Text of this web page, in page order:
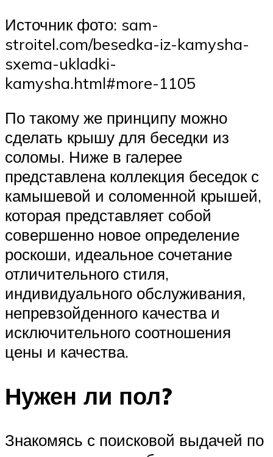
Источник фото: sam-
stroitel.com/besedka-iz-kamysha-
sxema-ukladki-
kamysha.html#more-1105
По такому же принципу можно
сделать крышу для беседки из
соломы. Ниже в галерее
представлена коллекция беседок с
камышевой и соломенной крышей,
которая представляет собой
совершенно новое определение
роскоши, идеальное сочетание
отличительного стиля,
индивидуального обслуживания,
непревзойденного качества и
исключительного соотношения
цены и качества.
Нужен ли пол?
Знакомясь с поисковой выдачей по